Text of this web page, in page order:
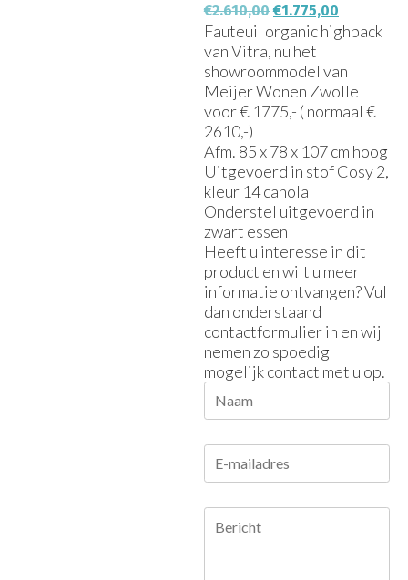
€2.610,00 €1.775,00
Fauteuil organic highback
van Vitra, nu het
showroommodel van
Meijer Wonen Zwolle
voor € 1775,- ( normaal €
2610,-)
Afm. 85 x 78 x 107 cm hoog
Uitgevoerd in stof Cosy 2,
kleur 14 canola
Onderstel uitgevoerd in
zwart essen
Heeft u interesse in dit
product en wilt u meer
informatie ontvangen? Vul
dan onderstaand
contactformulier in en wij
nemen zo spoedig
mogelijk contact met u op.
mailadres